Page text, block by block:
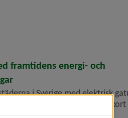
framtidens energi- och
i Sverige med elektrisk
i Rådhusklockan och inom